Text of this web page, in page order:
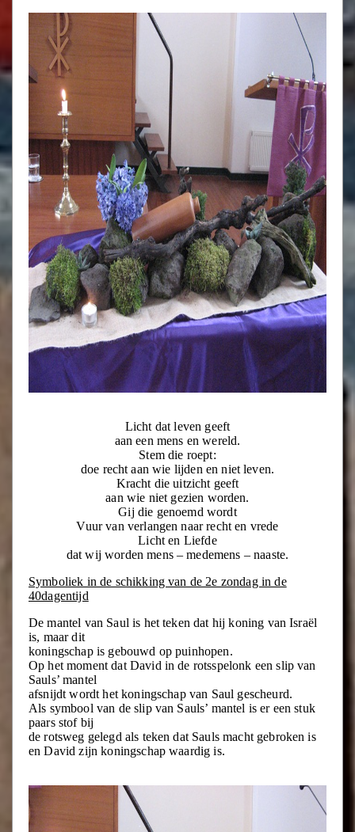
Licht dat leven geeft
aan een mens en wereld.
Stem die roept:
doe recht aan wie lijden en niet leven.
Kracht die uitzicht geeft
aan wie niet gezien worden.
Gij die genoemd wordt
Vuur van verlangen naar recht en vrede
Licht en Liefde
dat wij worden mens – medemens – naaste.
Symboliek in de schikking van de 2e zondag in de
40dagentijd
De mantel van Saul is het teken dat hij koning van Israël
is, maar dit
koningschap is gebouwd op puinhopen.
Op het moment dat David in de rotsspelonk een slip van
Sauls’ mantel
afsnijdt wordt het koningschap van Saul gescheurd.
Als symbool van de slip van Sauls’ mantel is er een stuk
paars stof bij
de rotsweg gelegd als teken dat Sauls macht gebroken is
en David zijn koningschap waardig is.